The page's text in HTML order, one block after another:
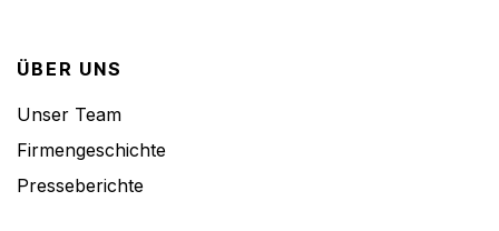
ÜBER UNS
Unser Team
Firmengeschichte
Presseberichte